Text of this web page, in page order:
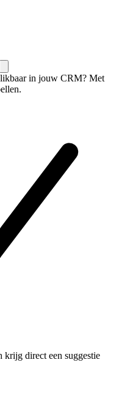
in jouw CRM? Met
krijg direct een suggestie